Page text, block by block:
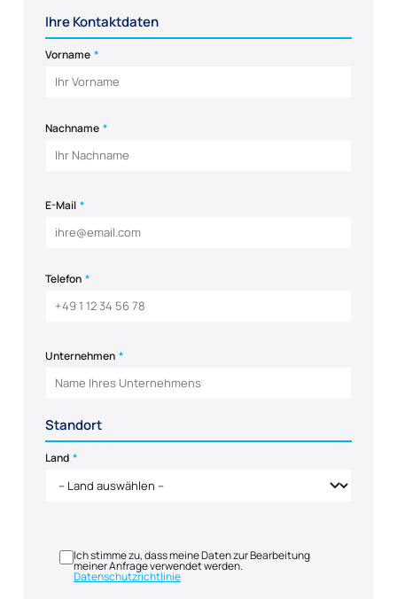
Ihre Kontaktdaten
Vorname *
Nachname *
E-Mail *
Telefon *
Unternehmen *
Standort
Land *
Ich stimme zu, dass meine Daten zur Bearbeitung
meiner Anfrage verwendet werden.
Datenschutzrichtlinie